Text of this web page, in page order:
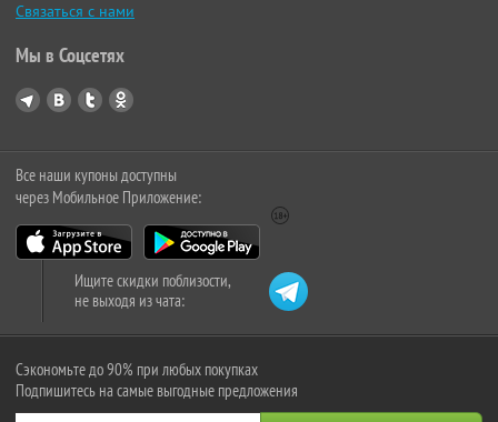
Связаться с нами
Мы в Соцсетях
Все наши купоны доступны
через Мобильное Приложение:
Ищите скидки поблизости,
не выходя из чата:
Сэкономьте до 90% при любых покупках
Подпишитесь на самые выгодные предложения